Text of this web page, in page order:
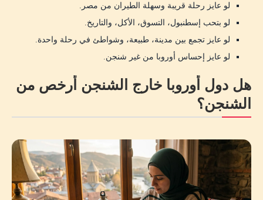
لو عايز رحلة قريبة وسهلة الطيران من مصر.
لو بتحب إسطنبول، التسوق، الأكل، والتاريخ.
لو عايز تجمع بين مدينة، طبيعة، وشواطئ في رحلة واحدة.
لو عايز إحساس أوروبا من غير شنجن.
هل دول أوروبا خارج الشنجن أرخص من
الشنجن؟